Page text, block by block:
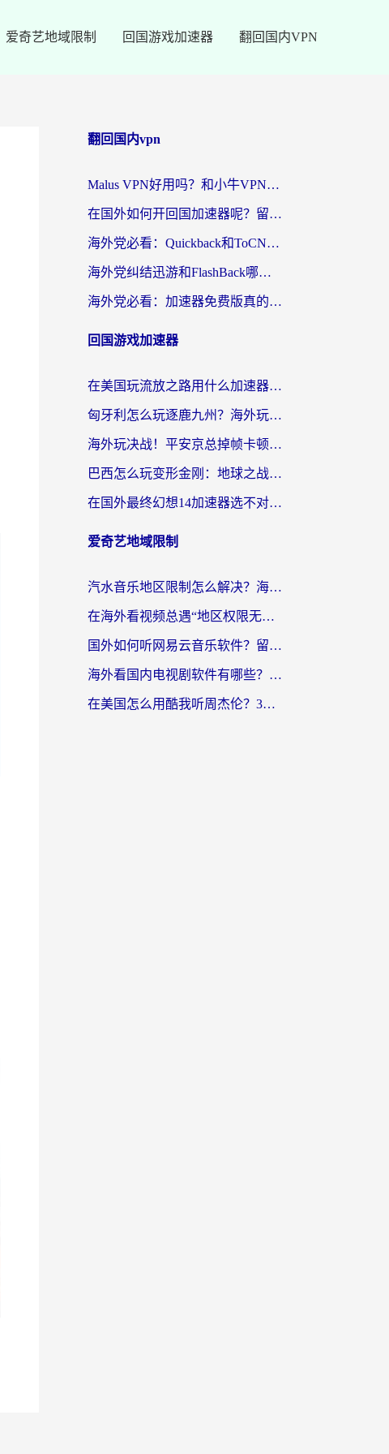
爱奇艺地域限制 回国游戏加速器 翻回国内VPN
翻回国内vpn
Malus VPN好用吗？和小牛VPN对比哪个回国效果更好？海外党亲测实用指南
在国外如何开回国加速器呢？留学生亲测的无缝访问国内资源指南
海外党必看：Quickback和ToCN好用吗？3分钟选对回国加速器的实用指南
海外党纠结迅游和FlashBack哪个好？2026实用指南教你选对回国加速器
海外党必看：加速器免费版真的能解决回国访问难题吗？附实用选择指南
回国游戏加速器
在美国玩流放之路用什么加速器？海外党国服游戏不卡顿的终极攻略
匈牙利怎么玩逐鹿九州？海外玩家国服游戏加速器终极指南（附永劫无间荣耀新三国解决方案）
海外玩决战！平安京总掉帧卡顿？用什么加速器比较好？实测指南来了
巴西怎么玩变形金刚：地球之战？海外玩家国服游戏加速终极指南（附新诛仙延迟密室逃脱18解决办法）
在国外最终幻想14加速器选不对？海外玩家的国服游戏加速避坑指南
爱奇艺地域限制
汽水音乐地区限制怎么解决？海外听国内音乐的实用指南来了
在海外看视频总遇“地区权限无法观看”？这篇攻略帮你轻松解锁国内影视动漫
国外如何听网易云音乐软件？留学生亲测有效的回国加速方案
海外看国内电视剧软件有哪些？海外党专属追剧指南来了
在美国怎么用酷我听周杰伦？3步解决海外听歌地域限制，附QQ音乐网易云通用技巧